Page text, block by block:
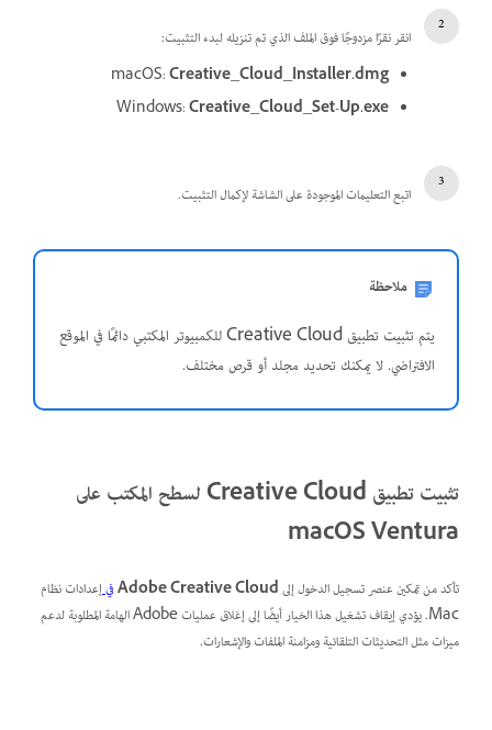
انقر نقرًا مزدوجًا فوق الملف الذي تم تنزيله لبدء التثبيت:
macOS:Creative_Cloud_Installer.dmg
Windows:Creative_Cloud_Set-Up.exe
اتبع التعليمات الموجودة على الشاشة لإكمال التثبيت.
ملاحظة
يتم تثبيت تطبيق Creative Cloud للكمبيوتر المكتبي دائمًا في الموقع
الافتراضي. لا يمكنك تحديد مجلد أو قرص مختلف.
تثبيت تطبيق Creative Cloud لسطح المكتب على
macOS Ventura
تأكد من تمكين عنصر تسجيل الدخول إلىAdobe Creative Cloudفيإعدادات نظام
Mac
. يؤدي إيقاف تشغيل هذا الخيار أيضًا إلى إغلاق عمليات Adobe الهامة المطلوبة لدعم
ميزات مثل التحديثات التلقائية ومزامنة الملفات والإشعارات.